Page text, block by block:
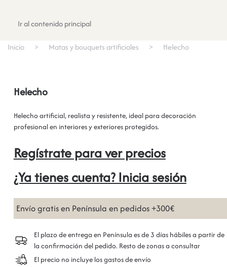
Ir al contenido principal
Inicio Matas y bouquets artificiales Helecho
Helecho
Helecho artificial, realista y resistente, ideal para decoración
profesional en interiores y exteriores protegidos.
Regístrate para ver precios
¿Ya tienes cuenta? Inicia sesión
Envío gratis en Península en pedidos +300€
El plazo de entrega en Península es de 3 días hábiles a partir de
la confirmación del pedido. Resto de zonas a consultar
El precio no incluye los gastos de envío